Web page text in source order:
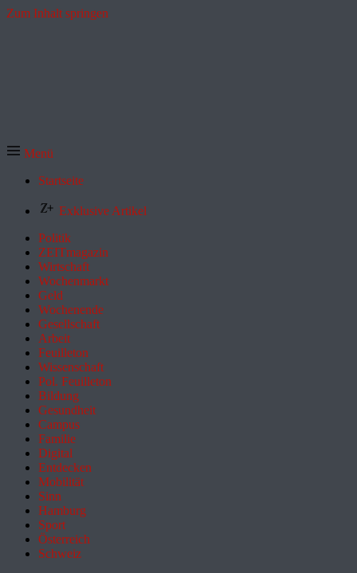
Zum Inhalt springen
Menü
Startseite
Exklusive Artikel
Politik
ZEITmagazin
Wirtschaft
Wochenmarkt
Geld
Wochenende
Gesellschaft
Arbeit
Feuilleton
Wissenschaft
Pol. Feuilleton
Bildung
Gesundheit
Campus
Familie
Digital
Entdecken
Mobilität
Sinn
Hamburg
Sport
Österreich
Schweiz